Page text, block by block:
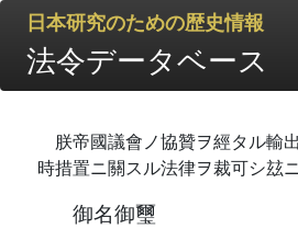
日本研究のための歴史情報
法令データベース
朕帝國議會ノ協贊ヲ經タル輸
時措置ニ關スル法律ヲ裁可シ玆
御名御璽